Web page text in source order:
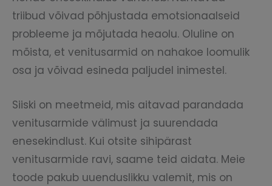
triibud võivad põhjustada emotsionaalseid
probleeme ja mõjutada heaolu. Oluline on
mõista, et venitusarmid on nahakoe loomulik
osa ja võivad esineda paljudel inimestel.
Siiski on meetmeid, mis aitavad parandada
venitusarmide välimust ja suurendada
enesekindlust. Kui otsite sihipärast
venitusarmide ravi, saame teid aidata. Meie
toode pakub uuenduslikku valemit, mis on